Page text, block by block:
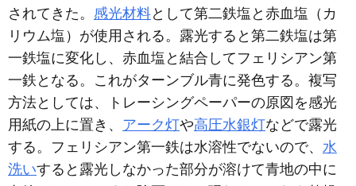
されてきた。 感光材料として第二鉄塩と赤血塩（カ
リウム塩）が使用される。露光すると第二鉄塩は第
一鉄塩に変化し、赤血塩と結合してフェリシアン第
一鉄となる。これがターンブル青に発色する。複写
方法としては、トレーシングペーパーの原図を感光
用紙の上に置き、 アーク灯や高圧水銀灯などで露光
する。フェリシアン第一鉄は水溶性でないので、 水
洗いすると露光しなかった部分が溶けて青地の中に